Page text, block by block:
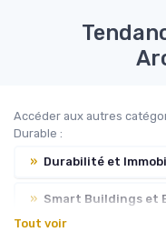
Accéder aux autres
Durable :
» Durabilité et
» Smart Buildings et
Tout voir